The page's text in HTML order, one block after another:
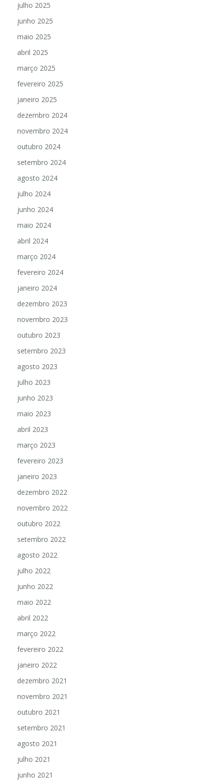
julho 2025
junho 2025
maio 2025
abril 2025
março 2025
fevereiro 2025
janeiro 2025
dezembro 2024
novembro 2024
outubro 2024
setembro 2024
agosto 2024
julho 2024
junho 2024
maio 2024
abril 2024
março 2024
fevereiro 2024
janeiro 2024
dezembro 2023
novembro 2023
outubro 2023
setembro 2023
agosto 2023
julho 2023
junho 2023
maio 2023
abril 2023
março 2023
fevereiro 2023
janeiro 2023
dezembro 2022
novembro 2022
outubro 2022
setembro 2022
agosto 2022
julho 2022
junho 2022
maio 2022
abril 2022
março 2022
fevereiro 2022
janeiro 2022
dezembro 2021
novembro 2021
outubro 2021
setembro 2021
agosto 2021
julho 2021
junho 2021